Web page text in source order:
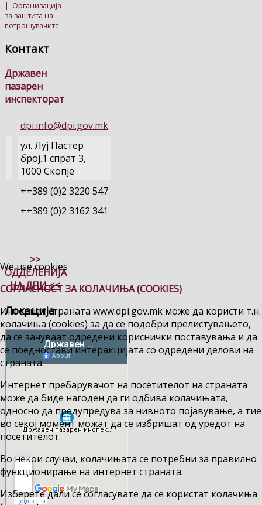
| Организација
за заштита на
потрошувачите
Контакт
Државен
пазарен
инспекторат
dpi.info@dpi.gov.mk
ул. Луј Пастер
број.1 спрат 3,
1000 Скопје
++389 (0)2 3220 547
++389 (0)2 3162 341
>>
ОДДЕЛЕНИЈА
НА ДПИ <<
Локација
We use cookies
СОГЛАСНОСТ ЗА КОЛАЧИЊА (COOKIES)
Интернет страната www.dpi.gov.mk може да користи т.н.
колачиња (cookies) за да се подобри прелистувањето,
да се зачуваат одредени кориснички поставувања и да
се поедностави интеракцијата со одредени делови на
страната.
Интернет пребарувачот на посетителот на страната
може да биде нагоден да ги одбива колачињата,
односно да предупредува за нивното појавување, а тие
во секој момент можат да се избришат од уредот на
посетителот.
Во некои случаи, колачињата се потребни за правилно
функционирање на интернет страната.
Изберете дали се согласувате да се користат колачиња